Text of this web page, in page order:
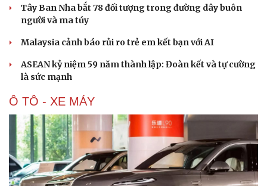
Tây Ban Nha bắt 78 đối tượng trong đường dây buôn
người và ma túy
Malaysia cảnh báo rủi ro trẻ em kết bạn với AI
ASEAN kỷ niệm 59 năm thành lập: Đoàn kết và tự cường
là sức mạnh
Ô TÔ - XE MÁY